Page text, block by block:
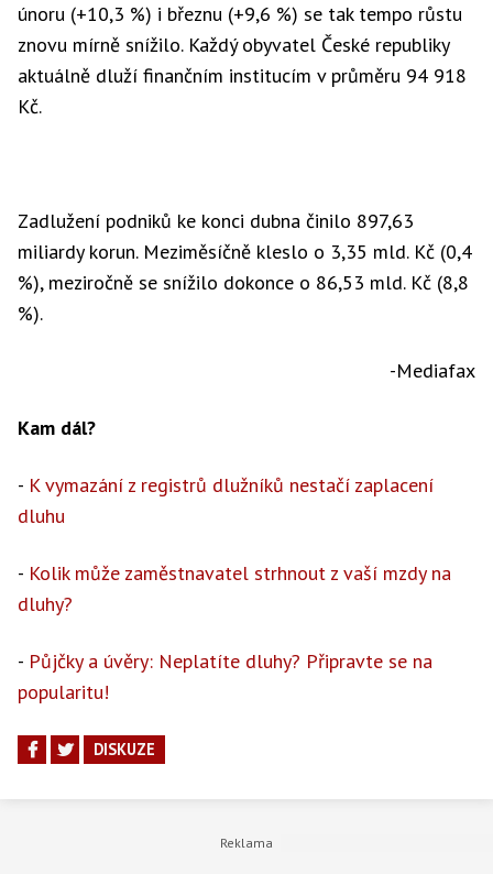
únoru (+10,3 %) i březnu (+9,6 %) se tak tempo růstu
znovu mírně snížilo. Každý obyvatel České republiky
aktuálně dluží finančním institucím v průměru 94 918
Kč.
Zadlužení podniků ke konci dubna činilo 897,63
miliardy korun. Meziměsíčně kleslo o 3,35 mld. Kč (0,4
%), meziročně se snížilo dokonce o 86,53 mld. Kč (8,8
%).
-Mediafax
Kam dál?
- K vymazání z registrů dlužníků nestačí zaplacení
dluhu
- Kolik může zaměstnavatel strhnout z vaší mzdy na
dluhy?
- Půjčky a úvěry: Neplatíte dluhy? Připravte se na
popularitu!
DISKUZE